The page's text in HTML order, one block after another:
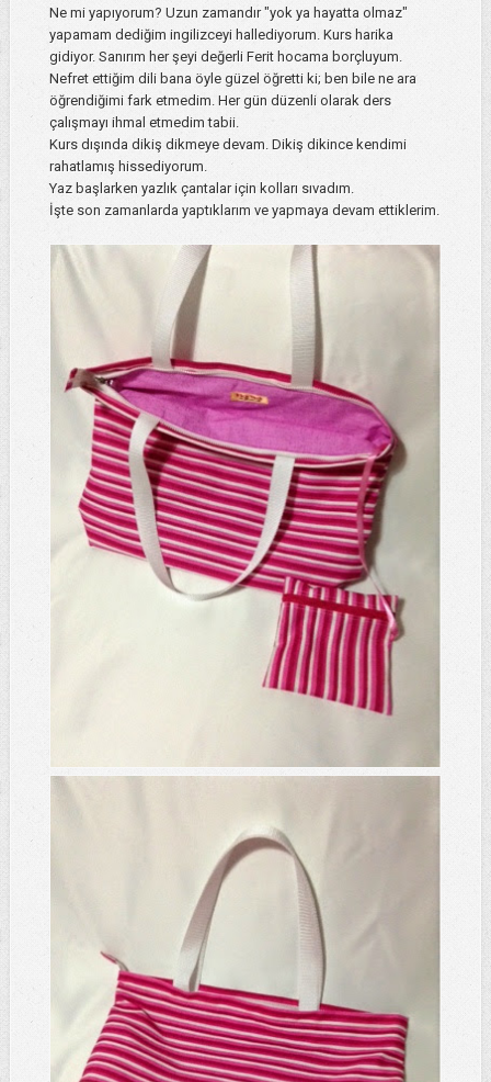
Ne mi yapıyorum? Uzun zamandır "yok ya hayatta olmaz"
yapamam dediğim ingilizceyi hallediyorum. Kurs harika
gidiyor. Sanırım her şeyi değerli Ferit hocama borçluyum.
Nefret ettiğim dili bana öyle güzel öğretti ki; ben bile ne ara
öğrendiğimi fark etmedim. Her gün düzenli olarak ders
çalışmayı ihmal etmedim tabii.
Kurs dışında dikiş dikmeye devam. Dikiş dikince kendimi
rahatlamış hissediyorum.
Yaz başlarken yazlık çantalar için kolları sıvadım.
İşte son zamanlarda yaptıklarım ve yapmaya devam ettiklerim.